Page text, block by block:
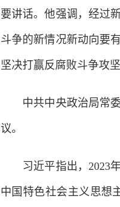
要讲话。他强调，经过
斗争的新情况新动向要
坚决打赢反腐败斗争攻坚
中共中央政治局常委
议。
习近平指出，2023年
中国特色社会主义思想